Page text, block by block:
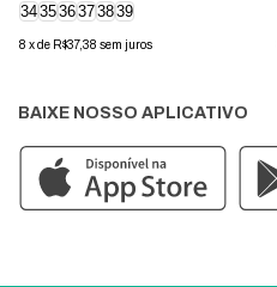
343536373839
8 xde R$37,38 sem juros
BAIXE NOSSO APLICATIVO